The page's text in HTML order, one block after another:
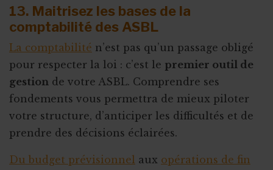
13. Maitrisez les bases de la
comptabilité des ASBL
La comptabilité n’est pas qu’un passage obligé
pour respecter la loi : c’est le premier outil de
gestion de votre ASBL. Comprendre ses
fondements vous permettra de mieux piloter
votre structure, d’anticiper les difficultés et de
prendre des décisions éclairées.
Du budget prévisionnel aux opérations de fin